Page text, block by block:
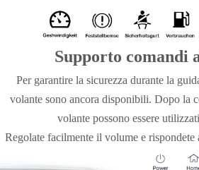
Il supporto per il display informativo
volante funzionano senza problemi. Non
funzioni originali. Dopo l’installazione
operative.